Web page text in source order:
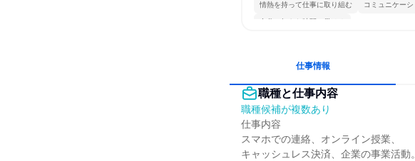
情熱を持って仕事に取り組む コミュニケー
自分の好きな時間で働ける
仕事情報
職種と仕事内容
職種候補が複数あり
仕事内容
スマホでの連絡、オンライン授業、
キャッシュレス決済、企業の事業活動。